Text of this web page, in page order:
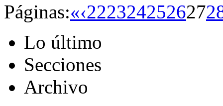
Páginas:«‹222324252627
Lo último
Secciones
Archivo